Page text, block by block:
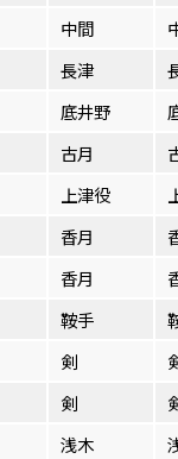
中間
長津
底井野
古月
上津役
香月
香月
鞍手
剣
剣
浅木